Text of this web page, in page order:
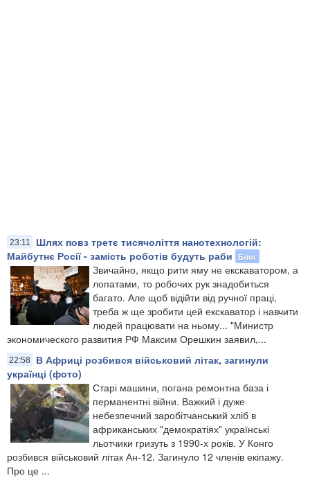
23:11
Шлях повз третє тисячоліття нанотехнологій:
Майбутнє Росії - замість роботів будуть раби
Блог
Звичайно, якщо рити яму не екскаватором, а
лопатами, то робочих рук знадобиться
багато. Але щоб відійти від ручної праці,
треба ж ще зробити цей екскаватор і навчити
людей працювати на ньому... "Министр
экономического развития РФ Максим Орешкин заявил,...
22:58
В Африці розбився військовий літак, загинули
українці (фото)
Старі машини, погана ремонтна база і
перманентні війни. Важкий і дуже
небезпечний заробітчанський хліб в
африканських "демократіях" українські
льотчики гризуть з 1990-х років. У Конго
розбився військовий літак Ан-12. Загинуло 12 членів екіпажу.
Про це ...